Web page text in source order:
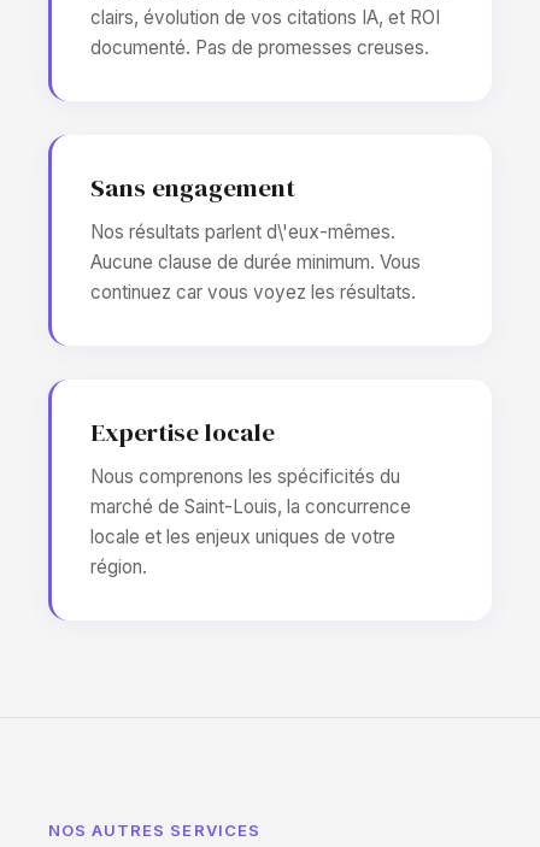
clairs, évolution de vos citations IA, et ROI
documenté. Pas de promesses creuses.
Sans engagement
Nos résultats parlent d\'eux-mêmes.
Aucune clause de durée minimum. Vous
continuez car vous voyez les résultats.
Expertise locale
Nous comprenons les spécificités du
marché de Saint-Louis, la concurrence
locale et les enjeux uniques de votre
région.
NOS AUTRES SERVICES